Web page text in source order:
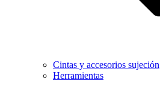
Cintas y accesorios sujeción
Herramientas